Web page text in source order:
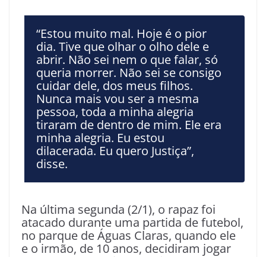
“Estou muito mal. Hoje é o pior
dia. Tive que olhar o olho dele e
abrir. Não sei nem o que falar, só
queria morrer. Não sei se consigo
cuidar dele, dos meus filhos.
Nunca mais vou ser a mesma
pessoa, toda a minha alegria
tiraram de dentro de mim. Ele era
minha alegria. Eu estou
dilacerada. Eu quero Justiça”,
disse.
Na última segunda (2/1), o rapaz foi
atacado durante uma partida de futebol,
no parque de Águas Claras, quando ele
e o irmão, de 10 anos, decidiram jogar